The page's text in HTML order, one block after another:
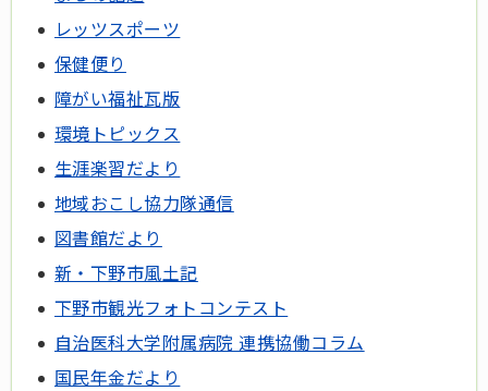
レッツスポーツ
保健便り
障がい福祉瓦版
環境トピックス
生涯楽習だより
地域おこし協力隊通信
図書館だより
新・下野市風土記
下野市観光フォトコンテスト
自治医科大学附属病院 連携協働コラム
国民年金だより